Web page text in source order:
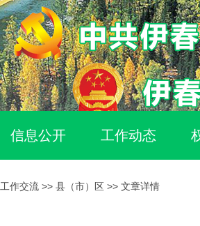
信息公开 工作动态
工作交流 >> 县（市）区 >> 文章详情